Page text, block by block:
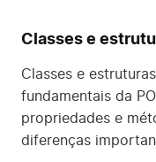
Classes e
Classes e
fundamentais da
propriedades e
diferenças